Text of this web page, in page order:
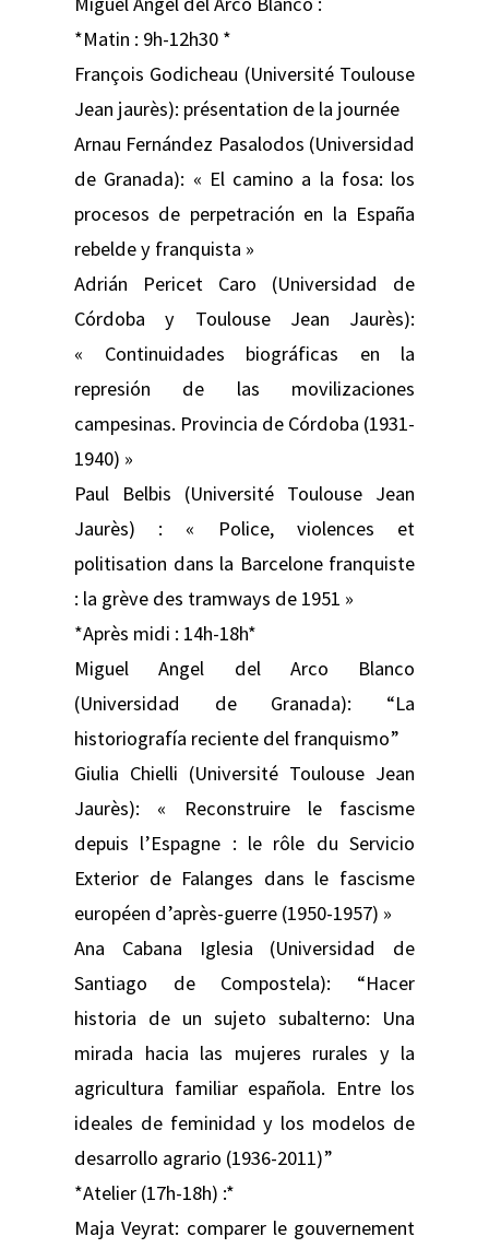
*Matin : 9h-12h30 *
François Godicheau (Université Toulouse
Jean jaurès): présentation de la journée
Arnau Fernández Pasalodos (Universidad
de Granada): « El camino a la fosa: los
procesos de perpetración en la España
rebelde y franquista »
Adrián Pericet Caro (Universidad de
Córdoba y Toulouse Jean Jaurès):
« Continuidades biográficas en la
represión de las movilizaciones
campesinas. Provincia de Córdoba (1931-
1940) »
Paul Belbis (Université Toulouse Jean
Jaurès) : « Police, violences et
politisation dans la Barcelone franquiste
: la grève des tramways de 1951 »
*Après midi : 14h-18h*
Miguel Angel del Arco Blanco
(Universidad de Granada): “La
historiografía reciente del franquismo”
Giulia Chielli (Université Toulouse Jean
Jaurès): « Reconstruire le fascisme
depuis l’Espagne : le rôle du Servicio
Exterior de Falanges dans le fascisme
européen d’après-guerre (1950-1957) »
Ana Cabana Iglesia (Universidad de
Santiago de Compostela): “Hacer
historia de un sujeto subalterno: Una
mirada hacia las mujeres rurales y la
agricultura familiar española. Entre los
ideales de feminidad y los modelos de
desarrollo agrario (1936-2011)”
*Atelier (17h-18h) :*
Maja Veyrat: comparer le gouvernement